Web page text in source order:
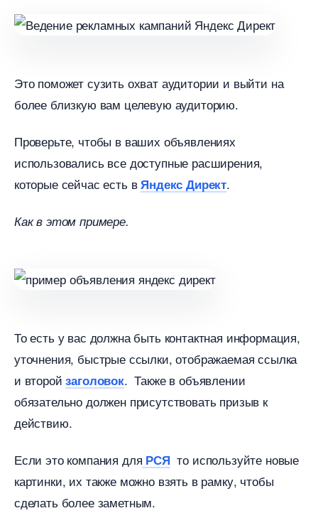
Это поможет сузить охват аудитории и выйти на
олее близкую вам целевую аудиторию.
Проверьте, чтобы в ваших объявлениях
использовались все доступные расширения,
которые сейчас естьЯндекс Директ.
Как в этом примере.
То есть у вас должна быть контактная информация,
уточнения, быстрые ссылки, отображаемая ссылка
и второйзаголовок. Также в объявлении
обязательно должен присутствовать призыв к
действию.
Если это компания для РСЯ то используйте новые
картинки, их также можно взять в рамку, чтобы
сделать более заметным.